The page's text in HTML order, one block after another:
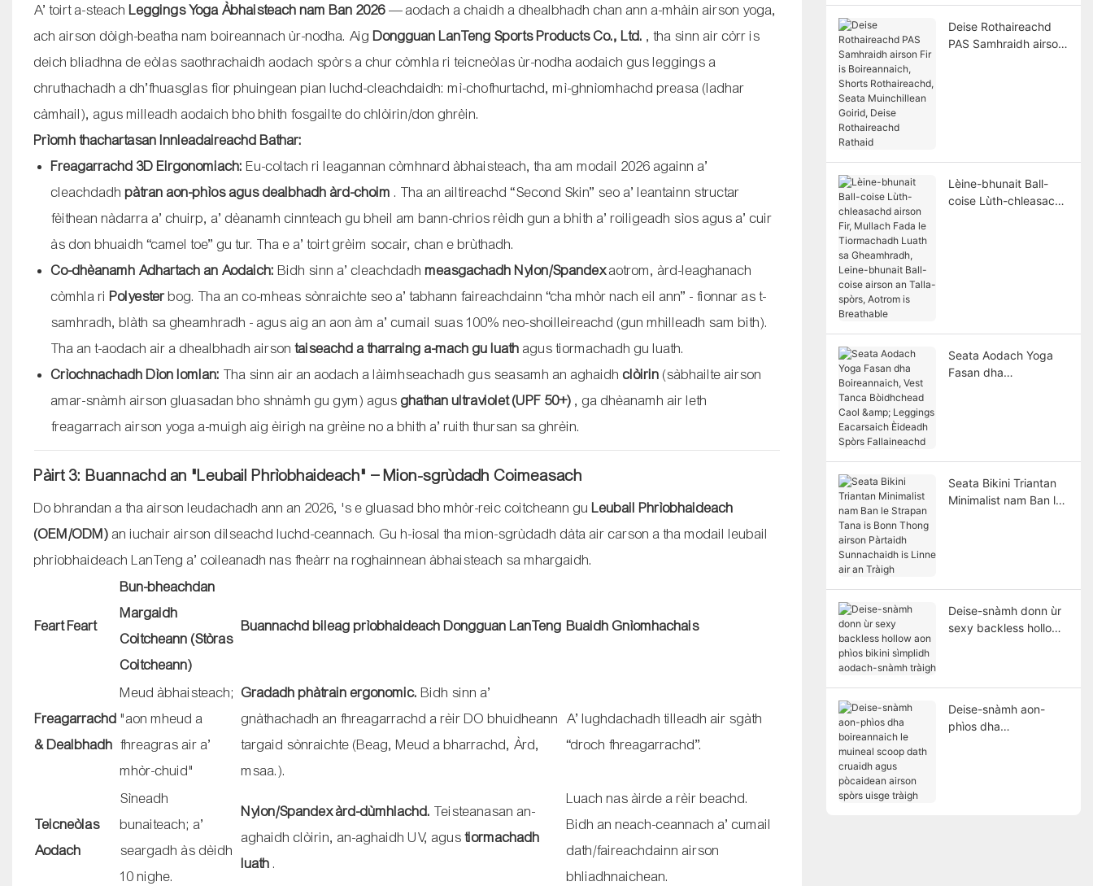
A’ toirt a-steachLeggings Yoga Àbhaisteach nam Ban 2026— aodach a chaidh a dhealbhadh chan ann a-mhàin airson yoga,
ach airson dòigh-beatha nam boireannach ùr-nodha. AigDongguan LanTeng Sports Products Co., Ltd. , tha sinn air còrr is
deich bliadhna de eòlas saothrachaidh aodach spòrs a chur còmhla ri teicneòlas ùr-nodha aodaich gus leggings a
chruthachadh a dh’fhuasglas fìor phuingean pian luchd-cleachdaidh: mì-chofhurtachd, mì-ghnìomhachd preasa (ladhar
càmhail), agus milleadh aodaich bho bhith fosgailte do chlòirin/don ghrèin.
Prìomh thachartasan Innleadaireachd Bathar:
Freagarrachd 3D Eirgonomiach: Eu-coltach ri leagannan còmhnard àbhaisteach, tha am modail 2026 againn a’
cleachdadhpàtran aon-phìos agus dealbhadh àrd-choim . Tha an ailtireachd “Second Skin” seo a’ leantainn structar
fèithean nàdarra a’ chuirp, a’ dèanamh cinnteach gu bheil am bann-chrios rèidh gun a bhith a’ roiligeadh sìos agus a’ cuir
às don bhuaidh “camel toe” gu tur. Tha e a’ toirt grèim socair, chan e brùthadh.
Co-dhèanamh Adhartach an Aodaich: Bidh sinn a’ cleachdadhmeasgachadh Nylon/Spandexaotrom, àrd-leaghanach
còmhla riPolyesterbog. Tha an co-mheas sònraichte seo a’ tabhann faireachdainn “cha mhòr nach eil ann” - fionnar as t-
samhradh, blàth sa gheamhradh - agus aig an aon àm a’ cumail suas 100% neo-shoilleireachd (gun mhilleadh sam bith).
Tha an t-aodach air a dhealbhadh airsontaiseachd a tharraing a-mach gu luath agus tiormachadh gu luath.
Crìochnachadh Dìon Iomlan: Tha sinn air an aodach a làimhseachadh gus seasamh an aghaidhclòirin (sàbhailte airson
amar-snàmh airson gluasadan bho shnàmh gu gym) agusghathan ultraviolet (UPF 50+) , ga dhèanamh air leth
freagarrach airson yoga a-muigh aig èirigh na grèine no a bhith a’ ruith thursan sa ghrèin.
Pàirt 3: Buannachd an "Leubail Phrìobhaideach" – Mion-sgrùdadh Coimeasach
Do bhrandan a tha airson leudachadh ann an 2026, 's e gluasad bho mhòr-reic coitcheann guLeubail Phrìobhaideach
(OEM/ODM) an iuchair airson dìlseachd luchd-ceannach. Gu h-ìosal tha mion-sgrùdadh dàta air carson a tha modail leubail
phrìobhaideach LanTeng a’ coileanadh nas fheàrr na roghainnean àbhaisteach sa mhargaidh.
Feart Feart
Bun-bheachdan
Margaidh
Coitcheann (Stòras
Coitcheann)
Buannachd bileag prìobhaideach Dongguan LanTeng Buaidh Gnìomhachais
Freagarrachd
& Dealbhadh
Meud àbhaisteach;
"aon mheud a
fhreagras air a’
mhòr-chuid"
Gradadh phàtrain ergonomic. Bidh sinn a’
gnàthachadh an fhreagarrachd a rèir DO bhuidheann
targaid sònraichte (Beag, Meud a bharrachd, Àrd,
msaa.).
A’ lughdachadh tilleadh air sgàth
“droch fhreagarrachd”.
Teicneòlas
Aodach
Sìneadh
bunaiteach; a’
seargadh às dèidh
10 nighe.
Nylon/Spandex àrd-dùmhlachd. Teisteanasan an-
aghaidh clòirin, an-aghaidh UV, agustiormachadh
luath.
Luach nas àirde a rèir beachd.
Bidh an neach-ceannach a’ cumail
dath/faireachdainn airson
bhliadhnaichean.
Deise Rothaireachd
PAS Samhraidh airson
Lèine-bhunait Ball-
coise Lùth-chleasachd
Seata Aodach Yoga
Fasan dha
Seata Bikini Triantan
Minimalist nam Ban le
Deise-snàmh donn ùr
sexy backless hollow
Deise-snàmh aon-
phìos dha